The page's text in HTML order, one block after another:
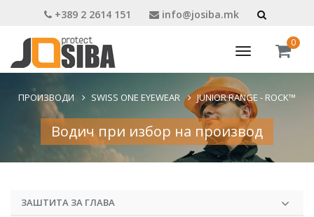
+389 2 2614 151 info@josiba.mk
Toggle
navigation
0
ПРОИЗВОДИ SWISS ONE EYEWEAR JUNIOR RANGE - ROCK™
Водич при избор на производ
ЗАШТИТА ЗА ГЛАВА